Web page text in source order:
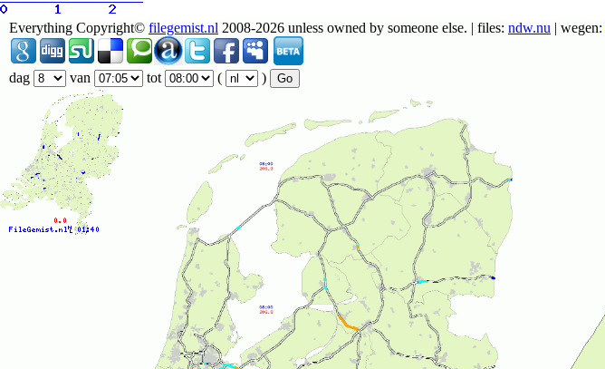
Everything Copyright© filegemist.nl 2008-2026 unless owned by someone else. | files: ndw.nu | wegen:
dag van tot ( )